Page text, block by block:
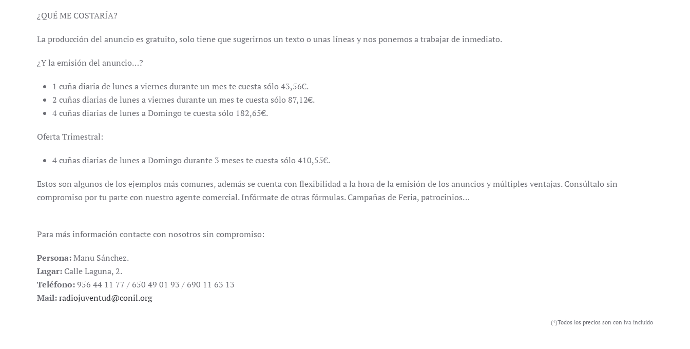
¿QUÉ ME COSTARÍA?
La producción del anuncio es gratuito, solo tiene que sugerirnos un texto o unas líneas y nos ponemos a trabajar de inmediato.
¿Y la emisión del anuncio…?
1 cuña diaria de lunes a viernes durante un mes te cuesta sólo 43,56€.
2 cuñas diarias de lunes a viernes durante un mes te cuesta sólo 87,12€.
4 cuñas diarias de lunes a Domingo te cuesta sólo 182,65€.
Oferta Trimestral:
4 cuñas diarias de lunes a Domingo durante 3 meses te cuesta sólo 410,55€.
Estos son algunos de los ejemplos más comunes, además se cuenta con flexibilidad a la hora de la emisión de los anuncios y múltiples ventajas. Consúltalo sin
compromiso por tu parte con nuestro agente comercial. Infórmate de otras fórmulas. Campañas de Feria, patrocinios…
Para más información contacte con nosotros sin compromiso:
Persona:Manu Sánchez.
Lugar: Calle Laguna, 2.
Teléfono:956 44 11 77 / 650 49 01 93 / 690 11 63 13
Mail:radiojuventud@conil.org
(*)Todos los precios son con iva incluido